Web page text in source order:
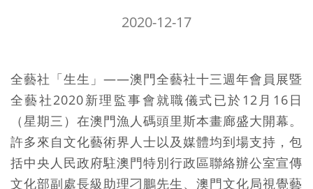
2020-12-17
全藝社「生生」——澳門全藝社十三週年會員展暨
全藝社2020新理監事會就職儀式已於12月16日
（星期三）在澳門漁人碼頭里斯本畫廊盛大開幕。
許多來自文化藝術界人士以及媒體均到場支持，包
括中央人民政府駐澳門特別行政區聯絡辦公室宣傳
文化部副處長級助理刁鵬先生、澳門文化局視覺藝